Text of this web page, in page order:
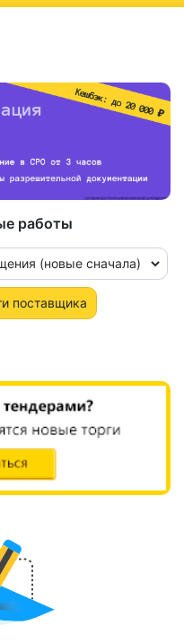
работы
(новые сначала)
поставщика